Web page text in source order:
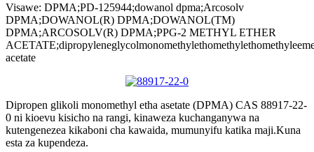
Visawe: DPMA;PD-125944;dowanol dpma;Arcosolv
DPMA;DOWANOL(R) DPMA;DOWANOL(TM)
DPMA;ARCOSOLV(R) DPMA;PPG-2 METHYL ETHER
acetate
Dipropen glikoli monomethyl etha asetate (DPMA) CAS 88917-22-
0 ni kioevu kisicho na rangi, kinaweza kuchanganywa na
kutengenezea kikaboni cha kawaida, mumunyifu katika maji.Kuna
esta za kupendeza.